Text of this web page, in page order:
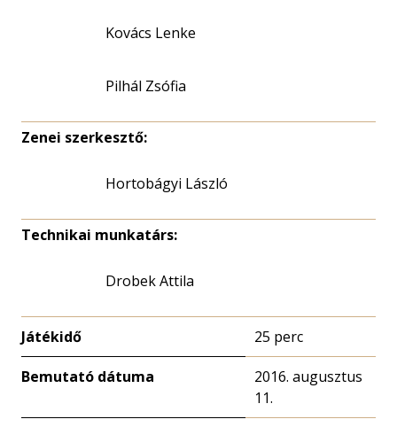
Kovács Lenke
Pilhál Zsófia
Zenei szerkesztő:
Hortobágyi László
Technikai munkatárs:
Drobek Attila
Játékidő 25 perc
Bemutató dátuma
2016. augusztus
11.